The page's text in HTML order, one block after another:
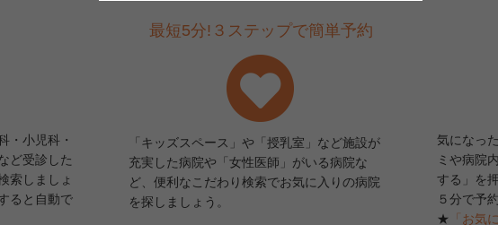
最短5分!３ステップで簡単予約
・小児科・
ど受診した
索しましょ
ると自動で
「キッズスペース」や「授乳室」など施設が
充実した病院や「女性医師」がいる病院な
ど、便利なこだわり検索でお気に入りの病院
を探しましょう。
気になっ
ミや病院
する」を
５分で予
★
「お気